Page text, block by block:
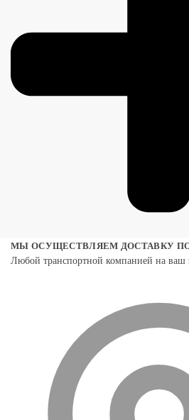
МЫ ОСУЩЕСТВЛЯЕМ ДОСТАВКУ ПО
Любой транспортной компанией на ваш